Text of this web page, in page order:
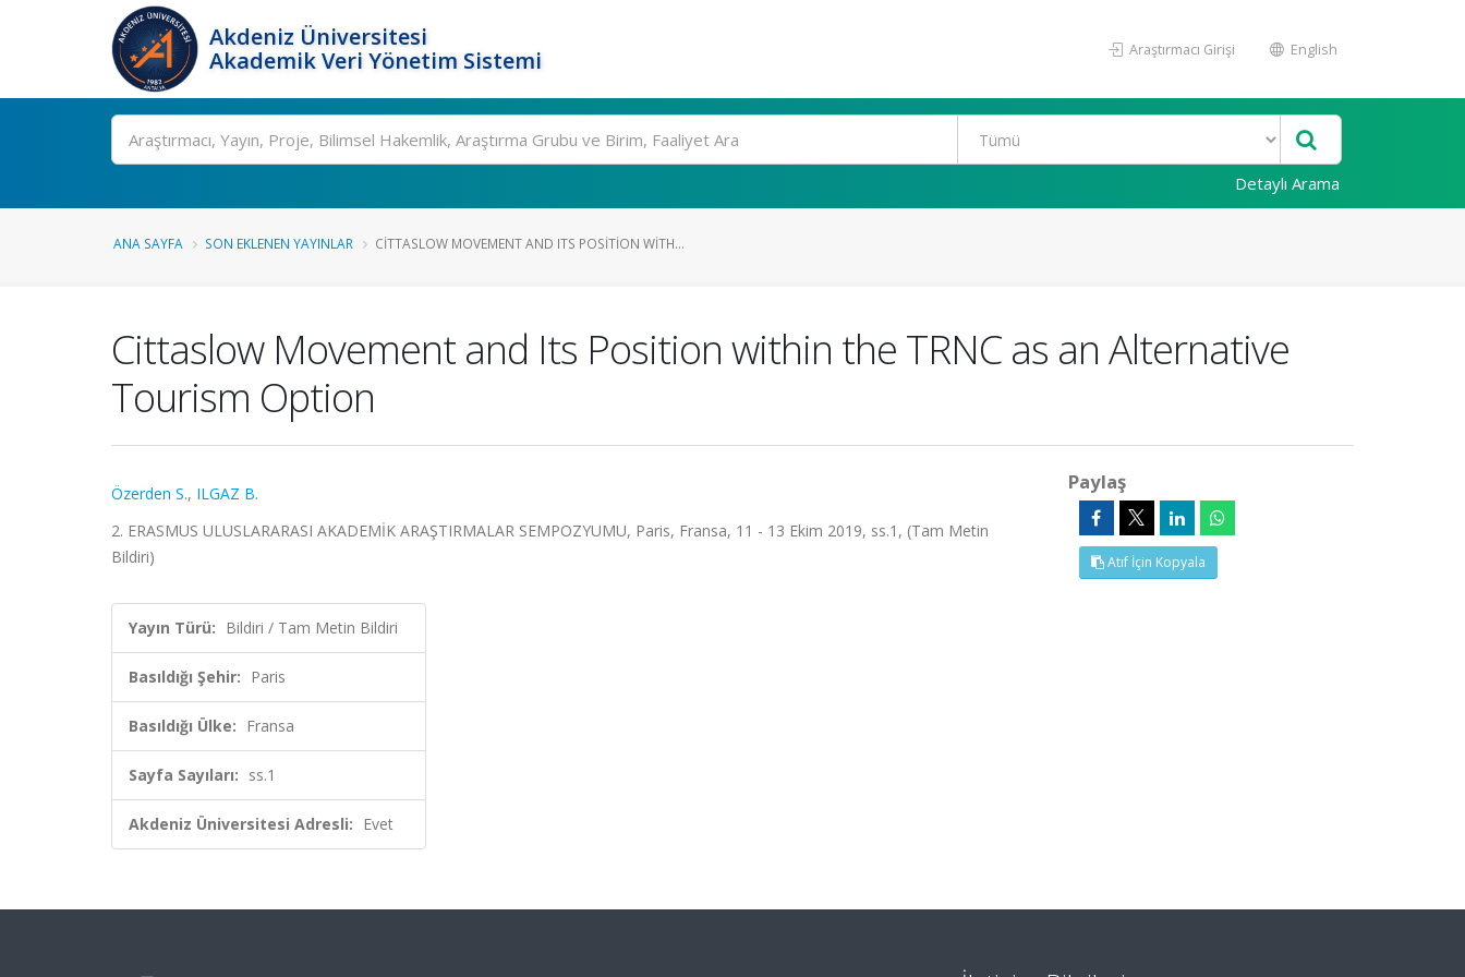
Akdeniz Üniversitesi
Akademik Veri Yönetim Sistemi
Araştırmacı Girişi English
Ara
Detaylı Arama
ANA SAYFA SON EKLENEN YAYINLAR CITTASLOW MOVEMENT AND ITS POSITION WITH...
Cittaslow Movement and Its Position within the TRNC as an Alternative
Tourism Option
Özerden S., ILGAZ B.
2. ERASMUS ULUSLARARASI AKADEMİK ARAŞTIRMALAR SEMPOZYUMU, Paris, Fransa, 11 - 13 Ekim 2019, ss.1, (Tam Metin
Bildiri)
Yayın Türü: Bildiri / Tam Metin Bildiri
Basıldığı Şehir: Paris
Basıldığı Ülke: Fransa
Sayfa Sayıları: ss.1
Akdeniz Üniversitesi Adresli: Evet
Paylaş
Atıf İçin Kopyala